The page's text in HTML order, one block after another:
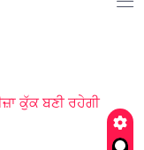
ਕੁੱਕ ਬਣੀ ਰਹੇਗੀ